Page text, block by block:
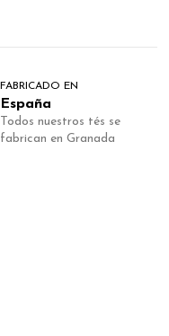
FABRICADO EN
España
Todos nuestros tés se
fabrican en Granada